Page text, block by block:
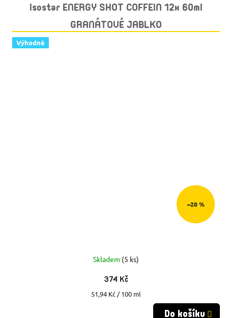
Isostar ENERGY SHOT COFFEIN 12x 60ml
GRANÁTOVÉ JABLKO
Výhodné
–20 %
Skladem (5 ks)
374 Kč
Měrná
51,94 Kč / 100 ml
Do košíku